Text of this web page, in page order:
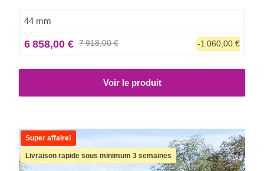
grands avantages !
44 mm
6 858,00 € 7 918,00 € -1 060,00 €
Voir le produit
Super affaire!
Livraison rapide sous minimum 3 semaines